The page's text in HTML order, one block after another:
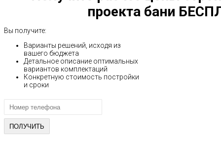
проекта бани
Вы получите:
Варианты решений, исходя из
вашего бюджета
Детальное описание оптимальных
вариантов комплектаций
Конкретную стоимость постройки
и сроки